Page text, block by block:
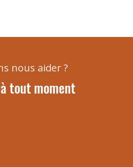
nous aider ?
tout moment